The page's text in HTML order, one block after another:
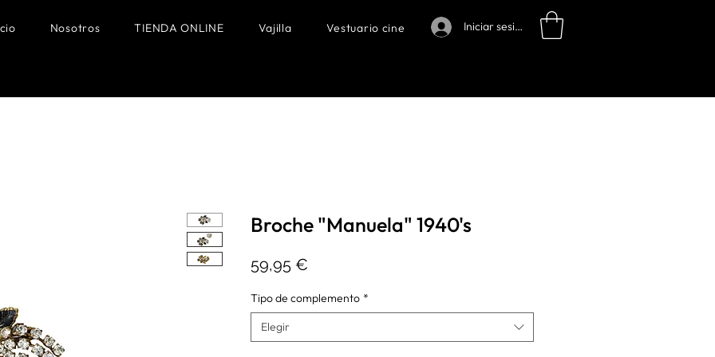
Nosotros TIENDA ONLINE Vajilla Vestuario cine Iniciar sesión
Broche "Manuela" 1940's
59,95 €
Tipo de complemento *
Elegir